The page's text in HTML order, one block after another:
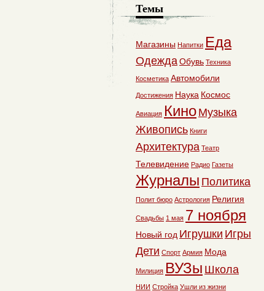
Темы
Магазины Напитки Еда
ОдеждаОбувь Техника
Косметика Автомобили
Достижения Наука Космос
Авиация Кино Музыка
Живопись Книги
Архитектура Театр
Телевидение Радио Газеты
Журналы Политика
Полит бюро Астрология Религия
Свадьбы 1 мая 7 ноября
Новый год Игрушки Игры
Дети Спорт Армия Мода
Милиция ВУЗы Школа
НИИ Стройка Ушли из жизни